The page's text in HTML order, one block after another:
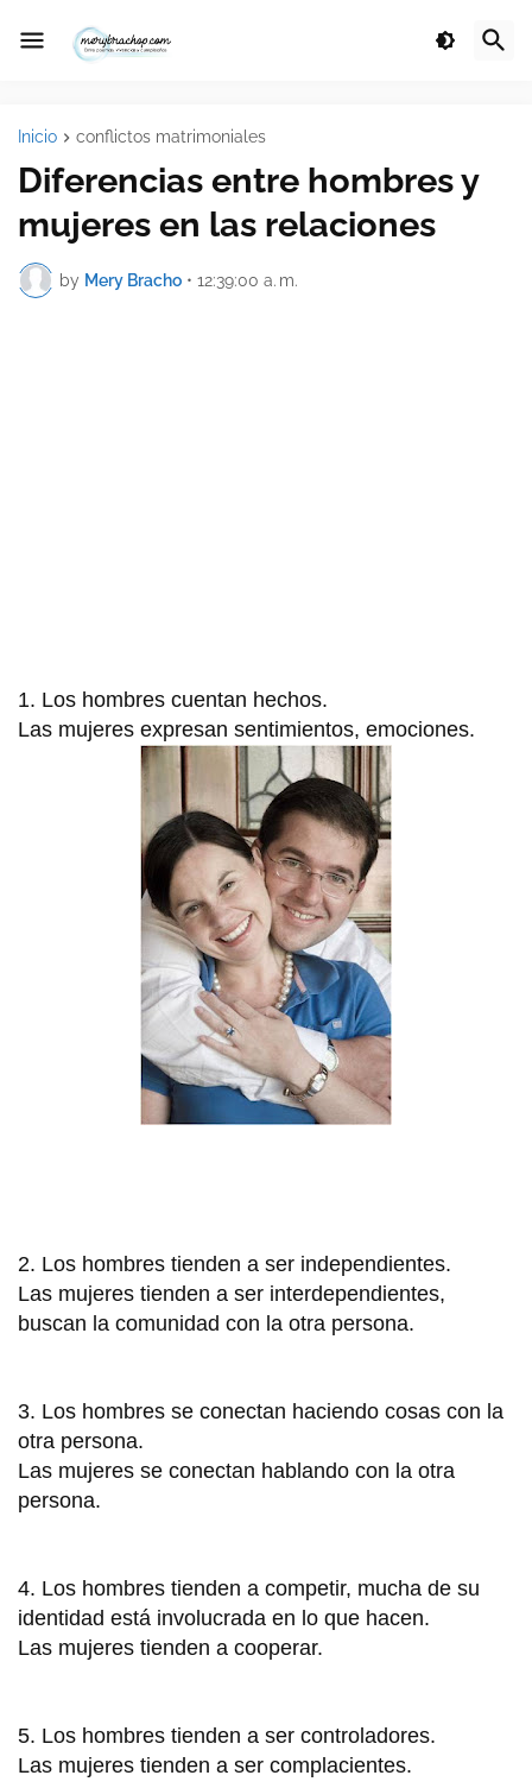
Inicio conflictos matrimoniales
Diferencias entre hombres y
mujeres en las relaciones
by Mery Bracho • 12:39:00 a. m.
1. Los hombres cuentan hechos.
Las mujeres expresan sentimientos, emociones.
2. Los hombres tienden a ser independientes.
Las mujeres tienden a ser interdependientes,
buscan la comunidad con la otra persona.
3. Los hombres se conectan haciendo cosas con la
otra persona.
Las mujeres se conectan hablando con la otra
persona.
4. Los hombres tienden a competir, mucha de su
identidad está involucrada en lo que hacen.
Las mujeres tienden a cooperar.
5. Los hombres tienden a ser controladores.
Las mujeres tienden a ser complacientes.